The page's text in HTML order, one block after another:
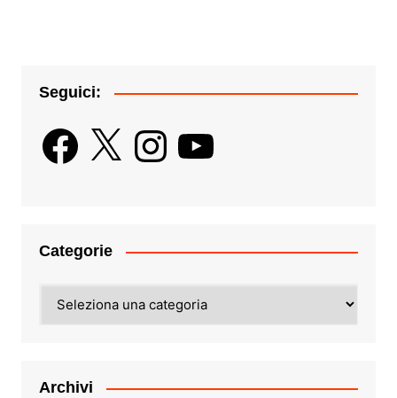
Seguici:
Facebook
X InstagramYouTube
Categorie
Archivi